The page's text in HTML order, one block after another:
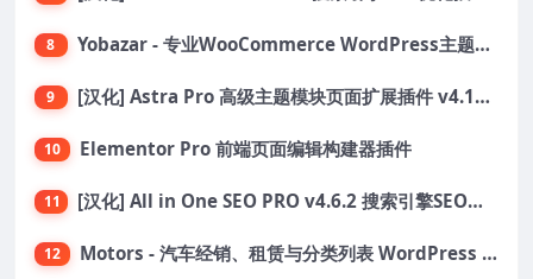
8 Yobazar - 专业WooCommerce WordPress主题，助力在线商店
9 [汉化] Astra Pro 高级主题模块页面扩展插件 v4.11.6
10 Elementor Pro 前端页面编辑构建器插件
11 [汉化] All in One SEO PRO v4.6.2 搜索引擎SEO优化WordPress插件
12 Motors - 汽车经销、租赁与分类列表 WordPress 主题